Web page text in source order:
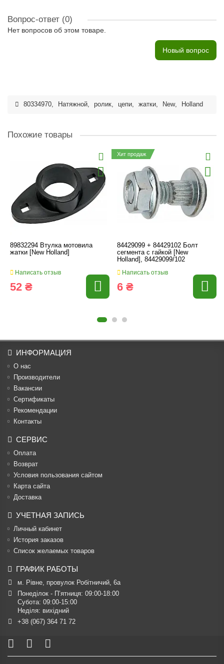
Вопрос-ответ (0)
Нет вопросов об этом товаре.
Новый вопрос
80334970, Натяжной, ролик, цепи, жатки, New, Holland
Похожие товары
89832294 Втулка мотовила
жатки [New Holland]
Написать отзыв
52 ₴
Хит продаж
84429099 + 84429102 Болт
сегмента с гайкой [New
Holland], 84429099/102
Написать отзыв
6 ₴
ИНФОРМАЦИЯ
О нас
Производители
Вакансии
Cертификаты
Рекомендации
Контакты
СЕРВИС
Оплата
Возврат
Условия пользования сайтом
Карта сайта
Доставка
УЧЕТНАЯ ЗАПИСЬ
Личный кабинет
История заказов
Список желаемых товаров
ГРАФИК РАБОТЫ
м. Рівне, провулок Робітничий, 6а
Понеділок - П’ятниця: 09:00-18:00
Субота: 09:00-15:00
Неділя: вихідний
+38 (067) 364 71 72